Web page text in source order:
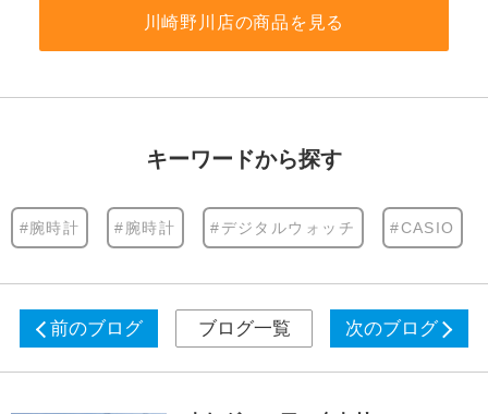
川崎野川店の商品を見る
キーワードから探す
#腕時計 #腕時計 #デジタルウォッチ #CASIO
前のブログ ブログ一覧 次のブログ